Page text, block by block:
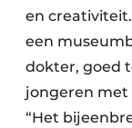
en
een
dokter, goed
jongeren met
“Het